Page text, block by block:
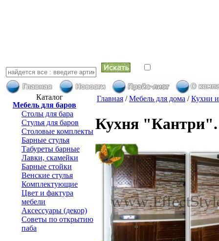
Каталог
Мебель для баров
Столы для бара
Стулья для баров
Столовые комплекты
Барные стулья
Табуреты барные
Лавки, скамейки
Барные стойки
Венские стулья
Комплектующие
Цвет и фактура
мебели
Аксессуары (декор)
Советы по открытию
паба
Главная /Мебель для дома /Кухни
Кухня "Кантри".